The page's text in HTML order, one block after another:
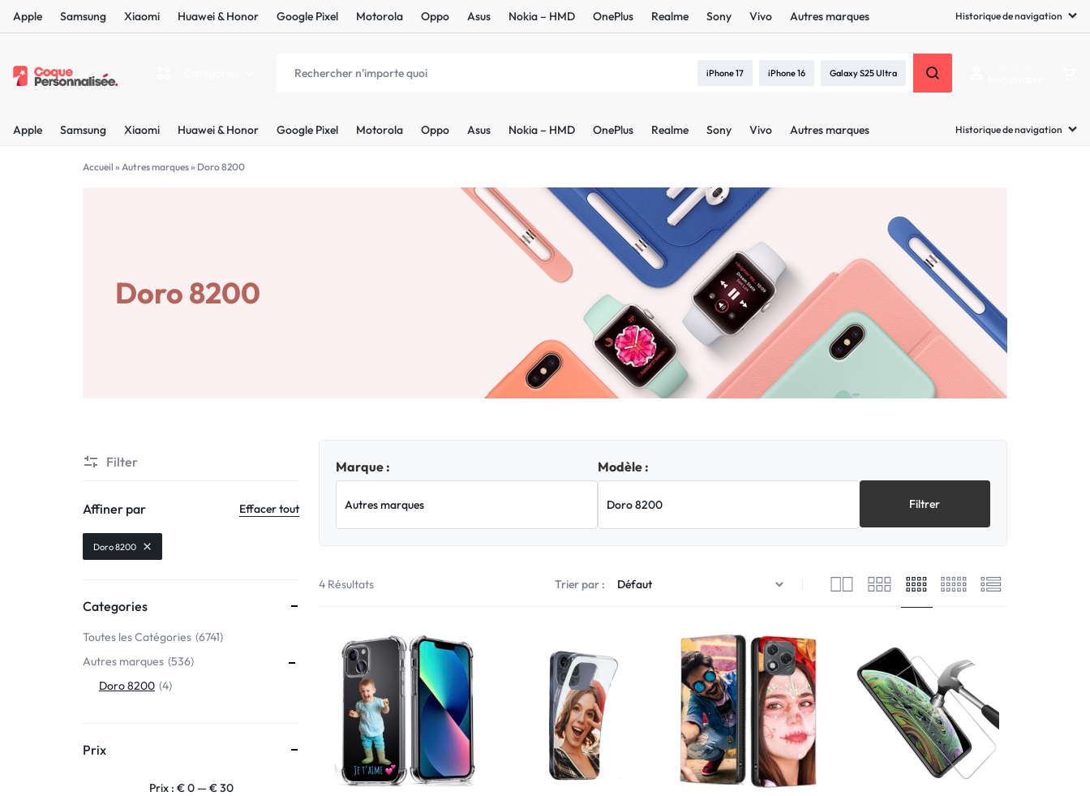
PLUS
BELLES
FRANCE
Huawei & Honor
Sony
iPhone 17 iPhone 16 Galaxy S25 Ultra
Apple Samsung Xiaomi Huawei & Honor Google Pixel Motorola Oppo Asus Nokia – HMD OnePlus Realme Sony Vivo Autres marques Historique de navigation
Apple Samsung Xiaomi Huawei & Honor Google Pixel Motorola Oppo Asus Nokia – HMD OnePlus Realme Sony Vivo Autres marques Historique de navigation
Accueil » Autres marques» Doro 8200
Doro 8200
Marque : Modèle :
Filtrer
4 Résultats Trier par :
Filter
Affiner par Effacer tout
Doro 8200
Categories
Toutes les Catégories 6741
Autres marques 536
Doro 8200 4
Prix
Prix : € 0— € 30